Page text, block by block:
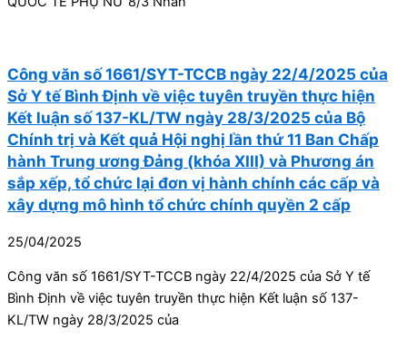
Công văn số 1661/SYT-TCCB ngày 22/4/2025 của
Sở Y tế Bình Định về việc tuyên truyền thực hiện
Kết luận số 137-KL/TW ngày 28/3/2025 của Bộ
Chính trị và Kết quả Hội nghị lần thứ 11 Ban Chấp
hành Trung ương Đảng (khóa XIII) và Phương án
sắp xếp, tổ chức lại đơn vị hành chính các cấp và
xây dựng mô hình tổ chức chính quyền 2 cấp
25/04/2025
Công văn số 1661/SYT-TCCB ngày 22/4/2025 của Sở Y tế
Bình Định về việc tuyên truyền thực hiện Kết luận số 137-
KL/TW ngày 28/3/2025 của